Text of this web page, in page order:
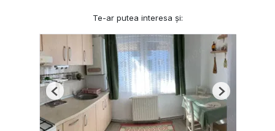
Te-ar putea interesa și:
Previous Next